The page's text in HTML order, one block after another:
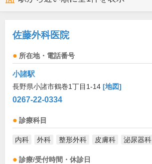
佐藤外科医院
所在地・電話番号
小諸駅
長野県小諸市鶴巻1丁目1-14 [地図]
0267-22-0334
診療科目
内科 外科 整形外科 皮膚科 泌尿器科
診療/受付時間・休診日